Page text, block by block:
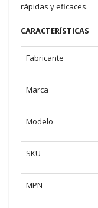
rápidas y eficaces.
CARACTERÍSTICAS
Fabricante
Marca
Modelo
SKU
MPN